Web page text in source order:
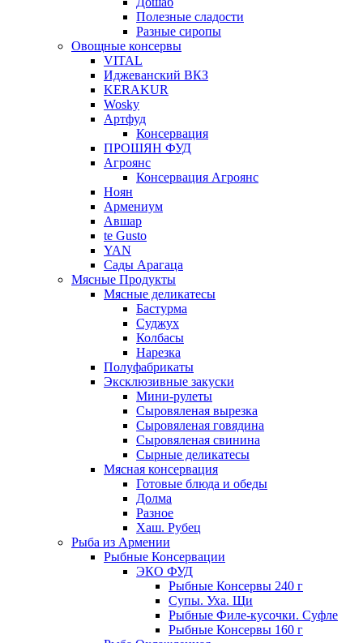
Полезные сладости
Разные сиропы
Овощные консервы
VITAL
Иджеванский ВКЗ
KERAKUR
Wosky
Артфуд
Консервация
ПРОШЯН ФУД
Агроянс
Консервация Агроянс
Ноян
Армениум
Авшар
te Gusto
YAN
Сады Арагаца
Мясные Продукты
Мясные деликатесы
Бастурма
Суджух
Колбасы
Нарезка
Полуфабрикаты
Эксклюзивные закуски
Мини-рулеты
Сыровяленая вырезка
Сыровяленая говядина
Сыровяленая свинина
Сырные деликатесы
Мясная консервация
Готовые блюда и обеды
Долма
Разное
Хаш. Рубец
Рыба из Армении
Рыбные Консервации
ЭКО ФУД
Рыбные Консервы 240 г
Супы. Уха. Щи
Рыбные Филе-кусочки. Суфле
Рыбные Консервы 160 г